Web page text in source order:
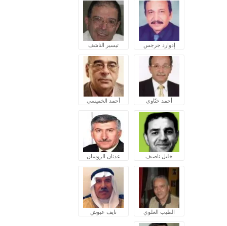
إدوارد جرجس تيسير الناشف
أحمد ختّاوي أحمد الخميسي
خليل ناصيف عدنان الروسان
الطيب العلوي نايف عبوش